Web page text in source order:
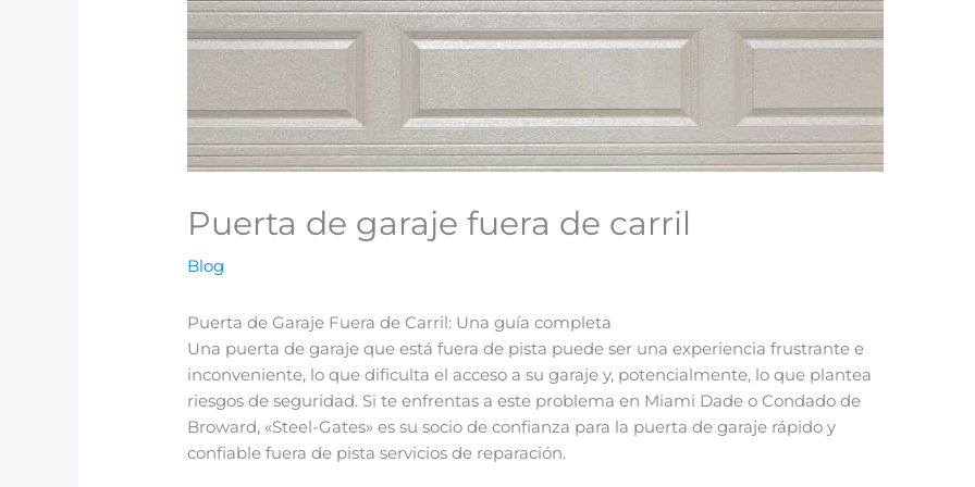
Puerta de garaje fuera de carril
Blog
Puerta de Garaje Fuera de Carril: Una guía completa
Una puerta de garaje que está fuera de pista puede ser una experiencia frustrante e
inconveniente, lo que dificulta el acceso a su garaje y, potencialmente, lo que plantea
riesgos de seguridad. Si te enfrentas a este problema en Miami Dade o Condado de
Broward, «Steel-Gates» es su socio de confianza para la puerta de garaje rápido y
confiable fuera de pista servicios de reparación.